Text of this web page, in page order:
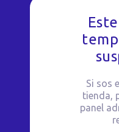
Si sos
tienda,
panel